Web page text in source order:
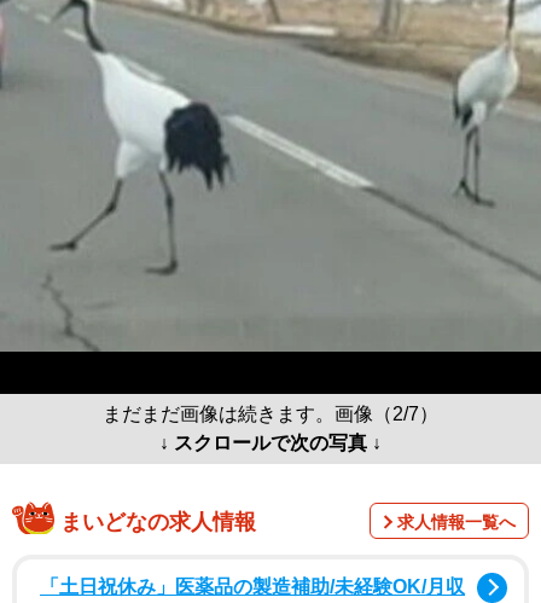
まだまだ画像は続きます。画像（2/7）
↓ スクロールで次の写真 ↓
まいどなの求人情報 求人情報一覧へ
「土日祝休み」医薬品の製造補助/未経験OK/月収